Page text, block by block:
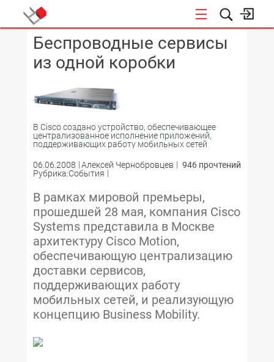
КОНФЕРЕНЦИИ
Беспроводные сервисы
из одной коробки
В Cisco создано устройство, обеспечивающее
централизованное исполнение приложений,
поддерживающих работу мобильных сетей
06.06.2008
Алексей Чернобровцев
Рубрика:События
946 прочтений
В рамках мировой премьеры,
прошедшей 28 мая, компания Cisco
Systems представила в Москве
архитектуру Cisco Motion,
обеспечивающую централизацию
доставки сервисов,
поддерживающих работу
мобильных сетей, и реализующую
концепцию Business Mobility.